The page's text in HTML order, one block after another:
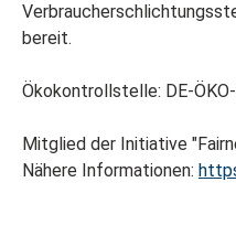
bereit.
Ökokontrollstelle: DE-
Mitglied der Initiative
Nähere Informationen: